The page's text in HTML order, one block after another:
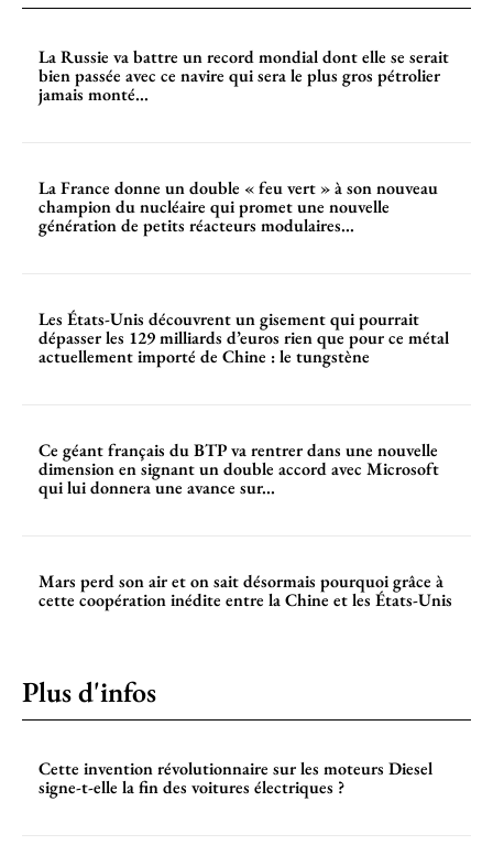
La Russie va battre un record mondial dont elle se serait
bien passée avec ce navire qui sera le plus gros pétrolier
jamais monté...
La France donne un double « feu vert » à son nouveau
champion du nucléaire qui promet une nouvelle
génération de petits réacteurs modulaires...
Les États-Unis découvrent un gisement qui pourrait
dépasser les 129 milliards d’euros rien que pour ce métal
actuellement importé de Chine : le tungstène
Ce géant français du BTP va rentrer dans une nouvelle
dimension en signant un double accord avec Microsoft
qui lui donnera une avance sur...
Mars perd son air et on sait désormais pourquoi grâce à
cette coopération inédite entre la Chine et les États-Unis
Plus d'infos
Cette invention révolutionnaire sur les moteurs Diesel
signe-t-elle la fin des voitures électriques ?